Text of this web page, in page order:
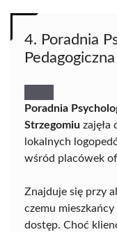
4. Poradnia
Poradnia
Strzegomiu zajęła
lokalnych
wśród placówek
Znajduje się przy
czemu
dostęp. Choć